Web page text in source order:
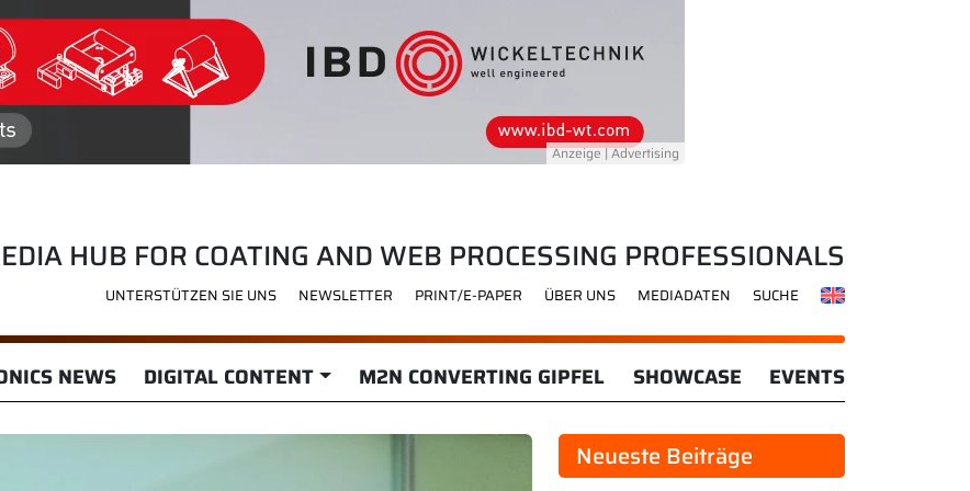
HUB FOR COATING AND WEB PROCESSING PROFESSIONALS
UNTERSTÜTZEN SIE UNS NEWSLETTER PRINT/E-PAPER ÜBER UNS MEDIADATEN SUCHE
NEWS DIGITAL CONTENT M2N CONVERTING GIPFEL SHOWCASE EVENTS
Neueste Beiträge